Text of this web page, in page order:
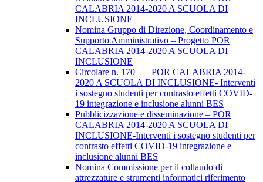
CALABRIA 2014-2020 A SCUOLA DI
INCLUSIONE
Nomina Gruppo di Direzione, Coordinamento e
Supporto Amministrativo – Progetto POR
CALABRIA 2014-2020 A SCUOLA DI
INCLUSIONE
Circolare n. 170 – – POR CALABRIA 2014-
2020 A SCUOLA DI INCLUSIONE- Interventi
i sostegno studenti per contrasto effetti COVID-
19 integrazione e inclusione alunni BES
Pubblicizzazione e disseminazione – POR
CALABRIA 2014-2020 A SCUOLA DI
INCLUSIONE-Interventi i sostegno studenti per
contrasto effetti COVID-19 integrazione e
inclusione alunni BES
Nomina Commissione per il collaudo di
attrezzature e strumenti informatici riferimento